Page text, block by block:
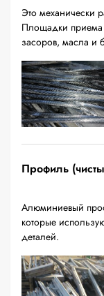
Это механически
Площадки приема
засоров, масла и
Профиль
Алюминиевый
которые
деталей.